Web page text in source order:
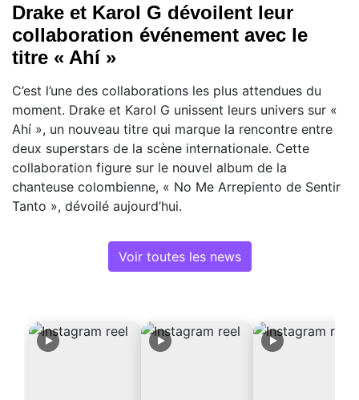
Drake et Karol G dévoilent leur
collaboration événement avec le
titre « Ahí »
C’est l’une des collaborations les plus attendues du
moment. Drake et Karol G unissent leurs univers sur «
Ahí », un nouveau titre qui marque la rencontre entre
deux superstars de la scène internationale. Cette
collaboration figure sur le nouvel album de la
chanteuse colombienne, « No Me Arrepiento de Sentir
Tanto », dévoilé aujourd’hui.
Voir toutes les news